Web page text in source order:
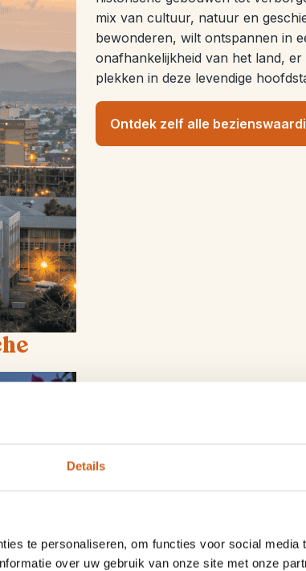
Details
te personaliseren, om functies voor social media
over uw gebruik van onze site met onze
mix van cultuur, natuur en
bewonderen, wilt ontspannen in
onafhankelijkheid van het land,
plekken in deze levendige
Ontdek zelf alle
De Christuskirche is misschien
beroemde kerk werd in 1910
stijlen. De karakteristieke rode
een geliefd fotomoment voor
een perfect startpunt voor een
van binnen bekijken, waar je zult
Bekijk de Christuskirche zelf